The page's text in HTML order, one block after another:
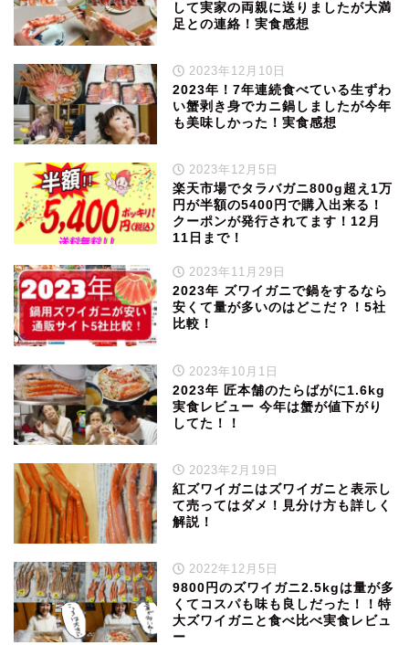
して実家の両親に送りましたが大満
足との連絡！実食感想
2023年12月10日
2023年！7年連続食べている生ずわ
い蟹剥き身でカニ鍋しましたが今年
も美味しかった！実食感想
2023年12月5日
楽天市場でタラバガニ800g超え1万
円が半額の5400円で購入出来る！
クーポンが発行されてます！12月
11日まで！
2023年11月29日
2023年 ズワイガニで鍋をするなら
安くて量が多いのはどこだ？！5社
比較！
2023年10月1日
2023年 匠本舗のたらばがに1.6kg
実食レビュー 今年は蟹が値下がり
してた！！
2023年2月19日
紅ズワイガニはズワイガニと表示し
て売ってはダメ！見分け方も詳しく
解説！
2022年12月5日
9800円のズワイガニ2.5kgは量が多
くてコスパも味も良しだった！！特
大ズワイガニと食べ比べ実食レビュ
ー